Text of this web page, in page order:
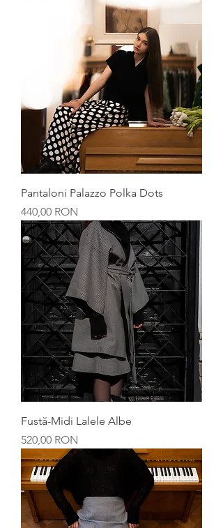
Pantaloni Palazzo Polka Dots
Preț
440,00 RON
Fustă-Midi Lalele Albe
Preț
520,00 RON